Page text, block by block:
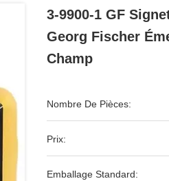
3-9900-1 GF
Georg Fischer
Champ
Nombre De Pièces:
Prix:
Emballage Standard: